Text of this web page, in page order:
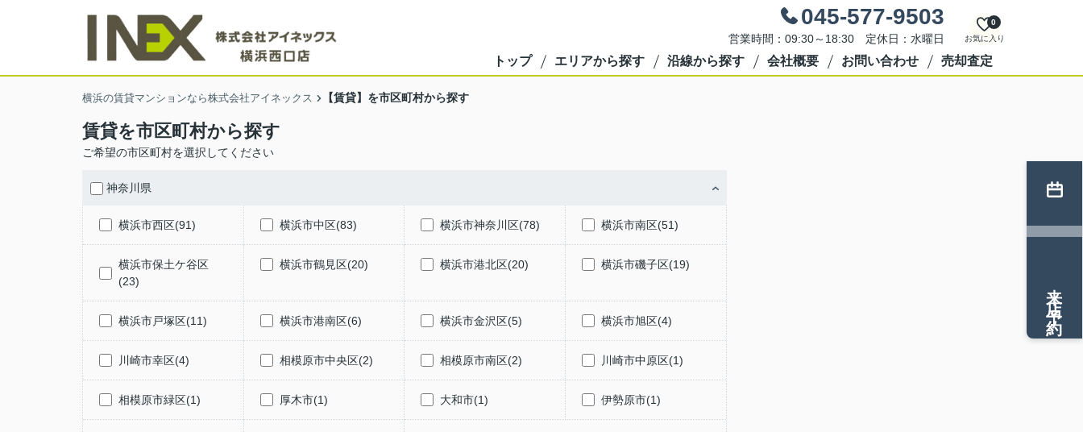
045-577-9503
営業時間：09:30～18:30 定休日：水曜日 お気に入り
0
トップ エリアから探す 沿線から探す 会社概要 お問い合わせ 売却査定
横浜の賃貸マンションなら株式会社アイネックス 【賃貸】を市区町村から探す
賃貸を市区町村から探す
ご希望の市区町村を選択してください
神奈川県
横浜市西区(91) 横浜市中区(83) 横浜市神奈川区(78) 横浜市南区(51)
横浜市保土ケ谷区
(23)
横浜市鶴見区(20) 横浜市港北区(20) 横浜市磯子区(19)
横浜市戸塚区(11) 横浜市港南区(6) 横浜市金沢区(5) 横浜市旭区(4)
川崎市幸区(4) 相模原市中央区(2) 相模原市南区(2) 川崎市中原区(1)
相模原市緑区(1) 厚木市(1) 大和市(1) 伊勢原市(1)
来店予約